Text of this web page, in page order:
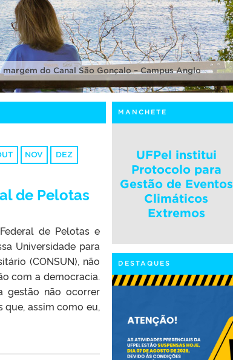
margem do Canal São Gonçalo – Campus Anglo
NOV DEZ
de Pelotas
de Pelotas e
Universidade para
(CONSUN), não
com a democracia.
gestão não ocorrer
assim como eu,
MANCHETE
UFPel institui
Protocolo para
Gestão de Eventos
Climáticos
Extremos
DESTAQUES